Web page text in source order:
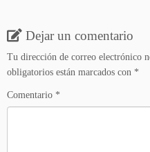
Dejar un comentario
Tu dirección de correo electrónico
obligatorios están marcados con *
Comentario *